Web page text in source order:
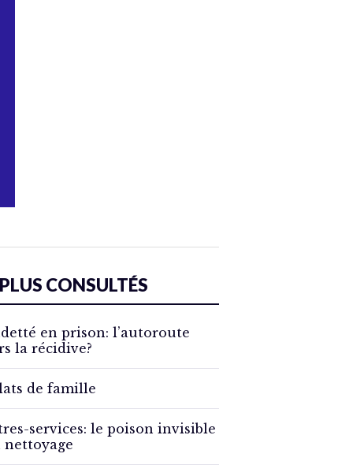
CONSULTÉS
en prison: l’autoroute
la récidive?
de famille
services: le poison invisible
nettoyage